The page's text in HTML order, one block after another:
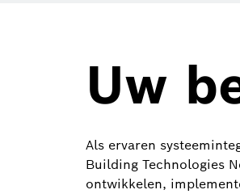
Uw
Als ervaren
Building Technologies
ontwikkelen,